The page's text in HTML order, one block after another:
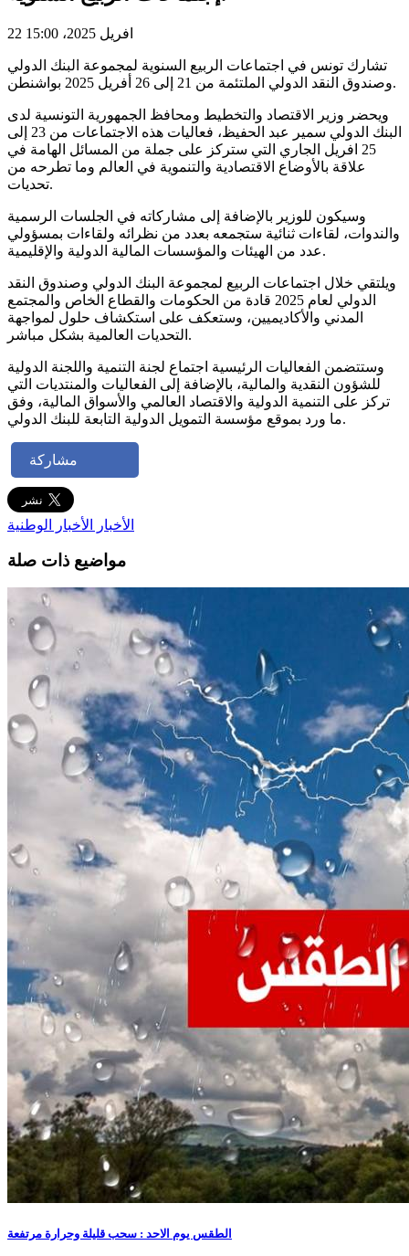
22 افريل 2025، 15:00
تشارك تونس في اجتماعات الربيع السنوية لمجموعة البنك الدولي
وصندوق النقد الدولي الملتئمة من 21 إلى 26 أفريل 2025 بواشنطن.
ويحضر وزير الاقتصاد والتخطيط ومحافظ الجمهورية التونسية لدى
البنك الدولي سمير عبد الحفيظ، فعاليات هذه الاجتماعات من 23 إلى
25 افريل الجاري التي ستركز على جملة من المسائل الهامة في
علاقة بالأوضاع الاقتصادية والتنموية في العالم وما تطرحه من
تحديات.
وسيكون للوزير بالإضافة إلى مشاركاته في الجلسات الرسمية
والندوات، لقاءات ثنائية ستجمعه بعدد من نظرائه ولقاءات بمسؤولي
عدد من الهيئات والمؤسسات المالية الدولية والإقليمية.
ويلتقي خلال اجتماعات الربيع لمجموعة البنك الدولي وصندوق النقد
الدولي لعام 2025 قادة من الحكومات والقطاع الخاص والمجتمع
المدني والأكاديميين، وستعكف على استكشاف حلول لمواجهة
التحديات العالمية بشكل مباشر.
وستتضمن الفعاليات الرئيسية اجتماع لجنة التنمية واللجنة الدولية
للشؤون النقدية والمالية، بالإضافة إلى الفعاليات والمنتديات التي
تركز على التنمية الدولية والاقتصاد العالمي والأسواق المالية، وفق
ما ورد بموقع مؤسسة التمويل الدولية التابعة للبنك الدولي.
مشاركة
الأخبار الأخبار الوطنية
مواضيع ذات صلة
الطقس يوم الاحد : سحب قليلة وحرارة مرتفعة